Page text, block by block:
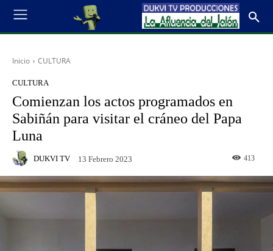
Inicio CULTURA
CULTURA
Comienzan los actos programados en
Sabiñán para visitar el cráneo del Papa
Luna
DUKVI TV 13 Febrero 2023 413